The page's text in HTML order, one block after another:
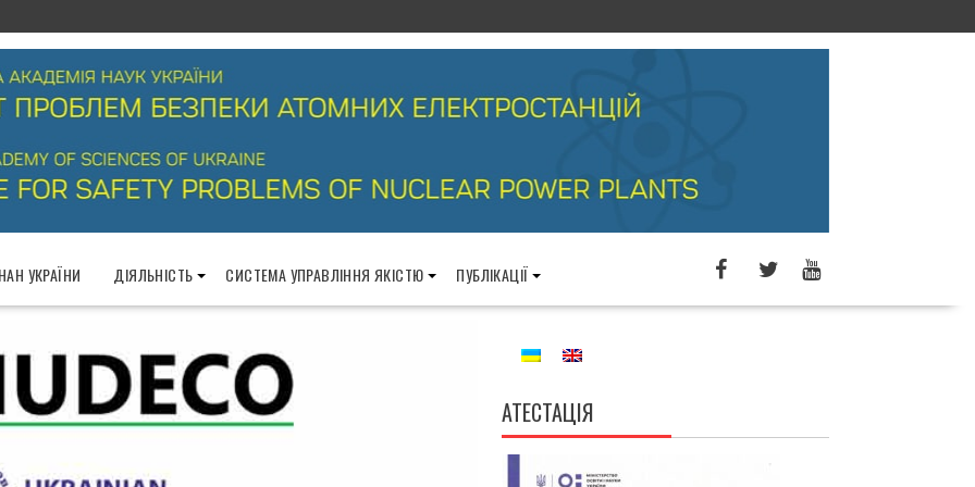
УКРАЇНИ ДІЯЛЬНІСТЬ СИСТЕМА УПРАВЛІННЯ ЯКІСТЮ ПУБЛІКАЦІЇ
АТЕСТАЦІЯ